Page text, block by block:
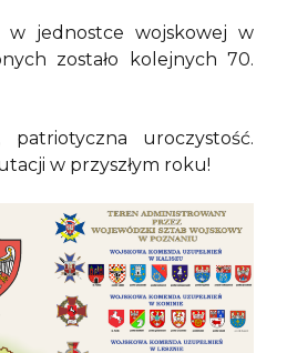
w jednostce wojskowej w
zostało kolejnych 70.
patriotyczna uroczystość.
w przyszłym roku!